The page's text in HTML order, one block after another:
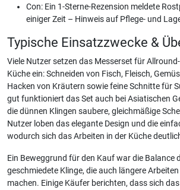
Con: Ein 1-Sterne-Rezension meldete
einiger Zeit – Hinweis auf Pflege- und
Typische Einsatzzwecke &
Viele Nutzer setzen das Messerset für
Küche ein: Schneiden von Fisch, Fleisch,
Hacken von Kräutern sowie feine Schnitte für
gut funktioniert das Set auch bei Asiatischen
die dünnen Klingen saubere, gleichmäßige
Nutzer loben das elegante Design und die
wodurch sich das Arbeiten in der Küche
Ein Beweggrund für den Kauf war die Balance
geschmiedete Klinge, die auch längere
machen. Einige Käufer berichten, dass sich